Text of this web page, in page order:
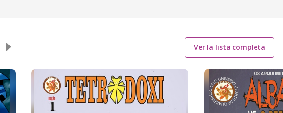
Ver la lista completa